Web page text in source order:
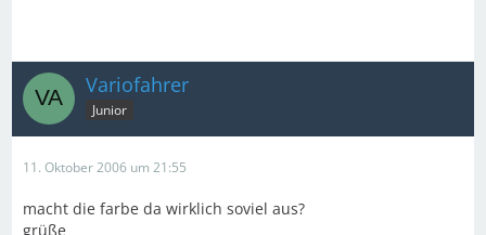
Variofahrer
Junior
11. Oktober 2006 um 21:55
macht die farbe da wirklich soviel aus?
grüße